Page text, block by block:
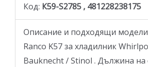
Код: К59-S2785 , 481228238175
Описание и подходящи
Ranco K57 за хладилник
Bauknecht / Stinol . Дължина на